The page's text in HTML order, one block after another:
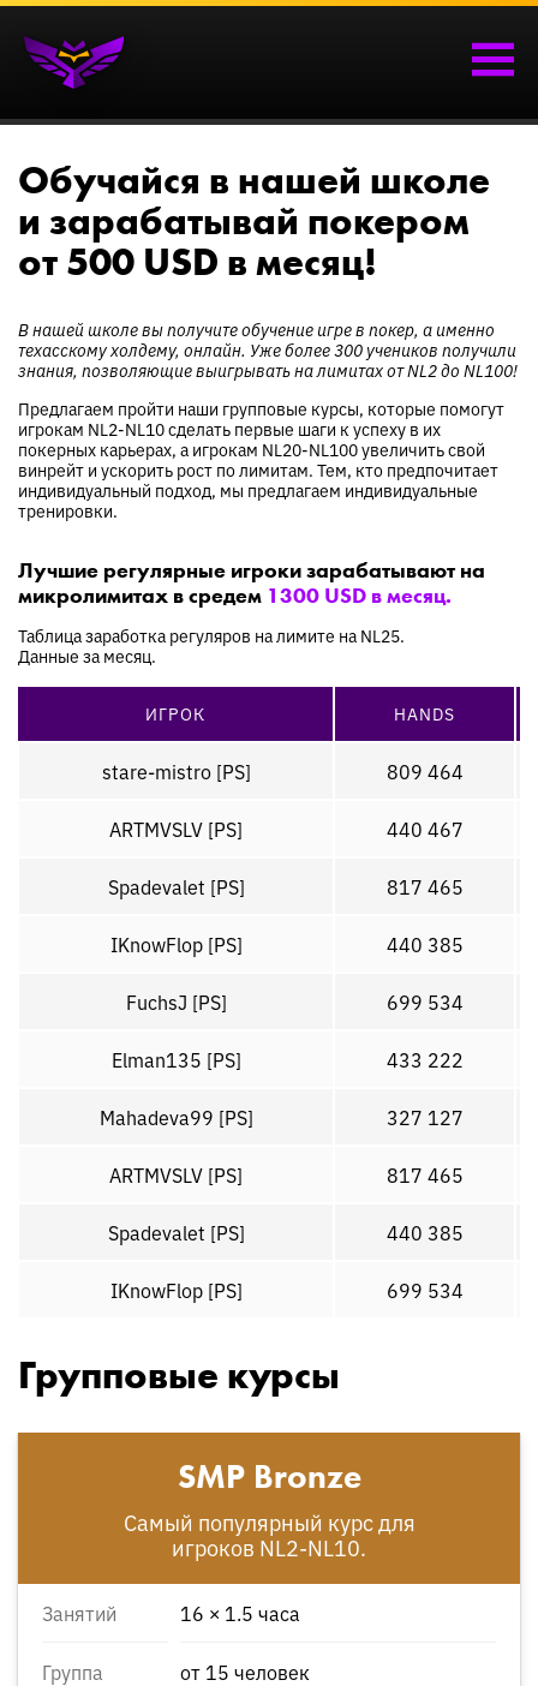
Обучайся в нашей школе
и зарабатывай покером
от 500 USD в месяц!
В нашей школе вы получите обучение игре в покер, а именно
техасскому холдему, онлайн. Уже более 300 учеников получили
знания, позволяющие выигрывать на лимитах от NL2 до NL100!
Предлагаем пройти наши групповые курсы, которые помогут
игрокам NL2-NL10 сделать первые шаги к успеху в их
покерных карьерах, а игрокам NL20-NL100 увеличить свой
винрейт и ускорить рост по лимитам. Тем, кто предпочитает
индивидуальный подход, мы предлагаем индивидуальные
тренировки.
Лучшие регулярные игроки зарабатывают на
микролимитах в средем 1300 USD в месяц.
Таблица заработка регуляров на лимите на NL25.
Данные за месяц.
ИГРОК HANDS
stare-mistro [PS] 809 464
ARTMVSLV [PS] 440 467
Spadevalet [PS] 817 465
IKnowFlop [PS] 440 385
FuchsJ [PS] 699 534
Elman135 [PS] 433 222
Mahadeva99 [PS] 327 127
ARTMVSLV [PS] 817 465
Spadevalet [PS] 440 385
IKnowFlop [PS] 699 534
Групповые курсы
SMP Bronze
Самый популярный курс для
игроков NL2-NL10.
Занятий 16 × 1.5 часа
Группа от 15 человек